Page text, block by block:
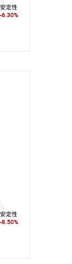
安定性
-6.30%
安定性
-8.50%